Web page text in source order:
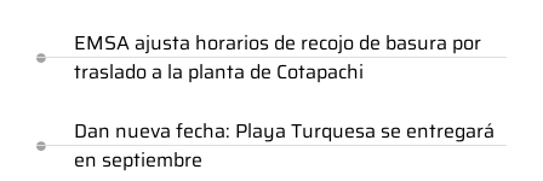
EMSA ajusta horarios de recojo de basura por
traslado a la planta de Cotapachi
Dan nueva fecha: Playa Turquesa se entregará
en septiembre